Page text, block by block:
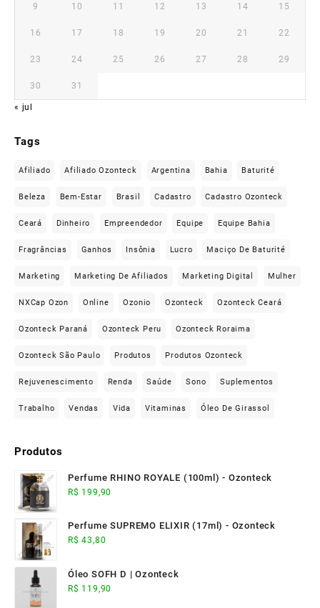
9 10 11 12 13 14 15
16 17 18 19 20 21 22
23 24 25 26 27 28 29
30 31
« jul
Tags
Afiliado Afiliado Ozonteck Argentina Bahia Baturité
Beleza Bem-Estar Brasil Cadastro Cadastro Ozonteck
Ceará Dinheiro Empreendedor Equipe Equipe Bahia
Fragrâncias Ganhos Insônia Lucro Maciço De Baturité
Marketing Marketing De Afiliados Marketing Digital Mulher
NXCap Ozon Online Ozonio Ozonteck Ozonteck Ceará
Ozonteck Paraná Ozonteck Peru Ozonteck Roraima
Ozonteck São Paulo Produtos Produtos Ozonteck
Rejuvenescimento Renda Saúde Sono Suplementos
Trabalho Vendas Vida Vitaminas Óleo De Girassol
Produtos
Perfume RHINO ROYALE (100ml) - Ozonteck
R$ 199,90
Perfume SUPREMO ELIXIR (17ml) - Ozonteck
R$ 43,80
Óleo SOFH D | Ozonteck
R$ 119,90